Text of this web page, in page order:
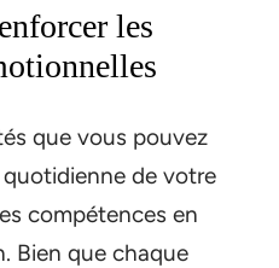
les
que vous pouvez
de votre
compétences en
Bien que chaque